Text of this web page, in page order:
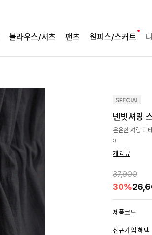
블라우스/셔츠 팬츠 원피스/스커트
넨빗셔링
은은한 셔링 디
:)
개 리뷰
37,900
30%
제품코드
신규가입 혜택